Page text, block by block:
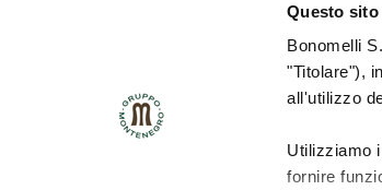
Questo
Bonomelli
"Titolare"),
all'utilizzo
Utilizziamo
fornire